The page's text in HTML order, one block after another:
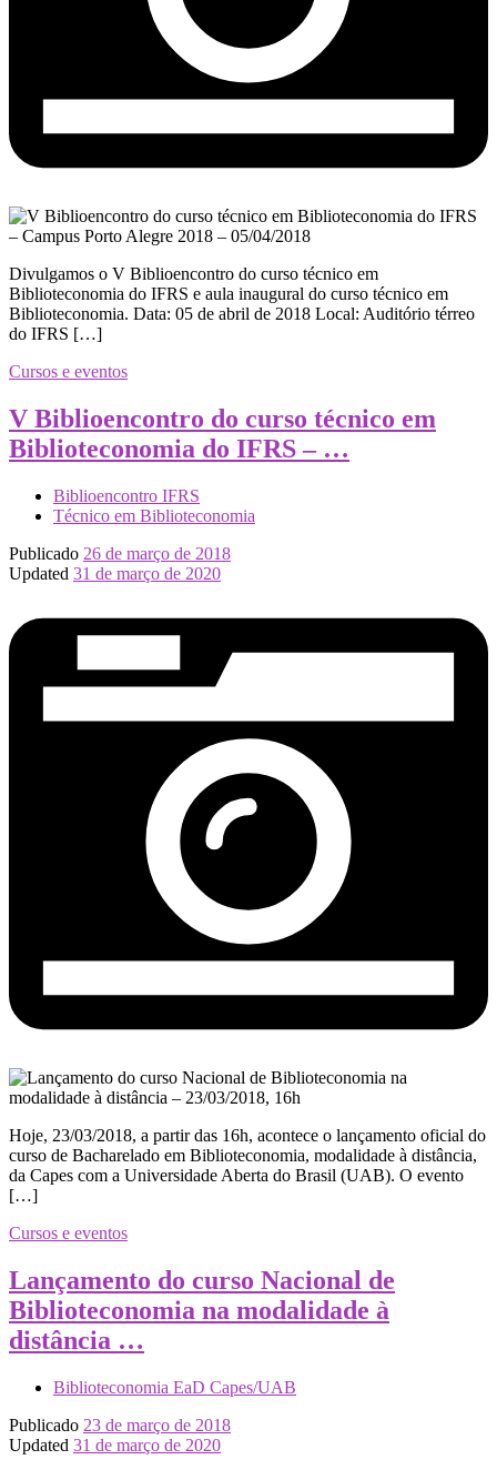
Divulgamos o V Biblioencontro do curso técnico em
Biblioteconomia do IFRS e aula inaugural do curso técnico em
Biblioteconomia. Data: 05 de abril de 2018 Local: Auditório térreo
do IFRS […]
Cursos e eventos
V Biblioencontro do curso técnico em
Biblioteconomia do IFRS – …
Biblioencontro IFRS
Técnico em Biblioteconomia
Publicado 26 de março de 2018
Updated 31 de março de 2020
Hoje, 23/03/2018, a partir das 16h, acontece o lançamento oficial do
curso de Bacharelado em Biblioteconomia, modalidade à distância,
da Capes com a Universidade Aberta do Brasil (UAB). O evento
[…]
Cursos e eventos
Lançamento do curso Nacional de
Biblioteconomia na modalidade à
distância …
Biblioteconomia EaD Capes/UAB
Publicado 23 de março de 2018
Updated 31 de março de 2020